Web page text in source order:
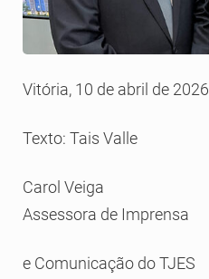
Vitória, 10 de abril de 2026
Texto: Tais Valle
Carol Veiga
Assessora de Imprensa
e Comunicação do TJES